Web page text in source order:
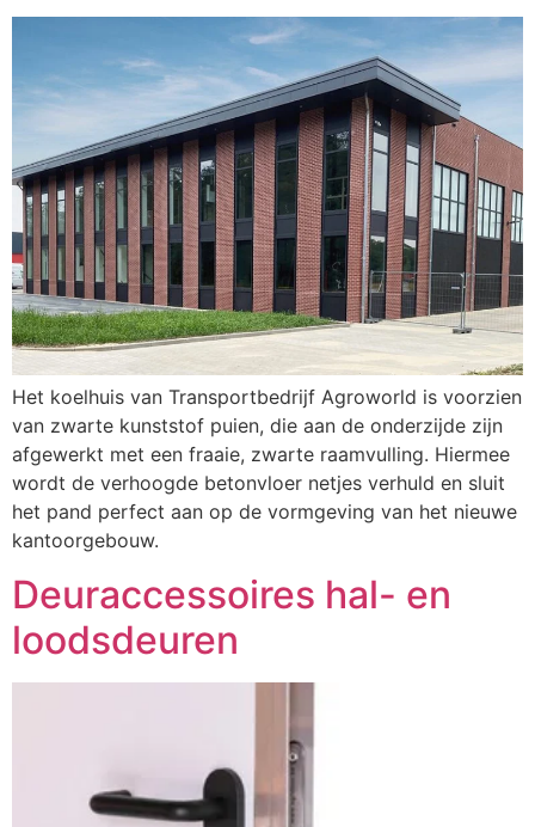
Het koelhuis van Transportbedrijf Agroworld is voorzien
van zwarte kunststof puien, die aan de onderzijde zijn
afgewerkt met een fraaie, zwarte raamvulling. Hiermee
wordt de verhoogde betonvloer netjes verhuld en sluit
het pand perfect aan op de vormgeving van het nieuwe
kantoorgebouw.
Deuraccessoires hal- en
loodsdeuren